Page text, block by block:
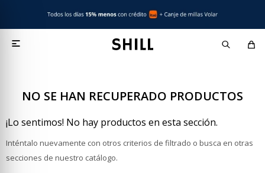

NO SE HAN RECUPERADO PRODUCTOS
¡Lo sentimos! No hay productos en esta sección.
Inténtalo nuevamente con otros criterios de filtrado o busca en otras
secciones de nuestro catálogo.